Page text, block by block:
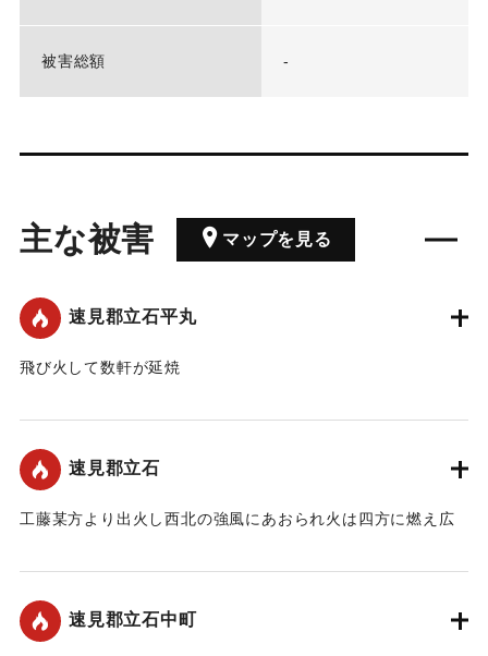
被害総額 -
主な被害 マップを見る
速見郡立石平丸
飛び火して数軒が延焼
｜固有コード:00172002
速見郡立石
工藤某方より出火し西北の強風にあおられ火は四方に燃え広
速見郡立石中町